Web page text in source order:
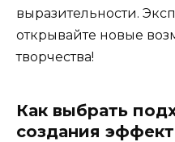
выразительности.
открывайте новые
творчества!
Как выбрать
создания